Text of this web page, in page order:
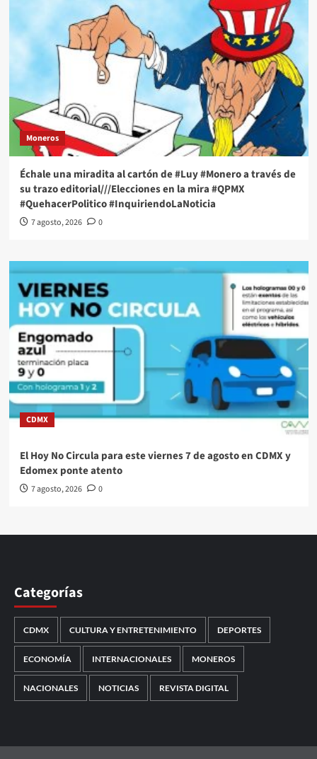
Moneros
Échale una miradita al cartón de #Luy #Monero a través de
su trazo editorial///Elecciones en la mira #QPMX
#QuehacerPolitico #InquiriendoLaNoticia
7 agosto, 2026 0
CDMX
El Hoy No Circula para este viernes 7 de agosto en CDMX y
Edomex ponte atento
7 agosto, 2026 0
Categorías
CDMX CULTURA Y ENTRETENIMIENTO DEPORTES
ECONOMÍA INTERNACIONALES MONEROS
NACIONALES NOTICIAS REVISTA DIGITAL